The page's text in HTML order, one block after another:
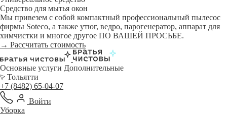
Средство для мытья окон
Мы привезем с собой компактный профессиональный пылесос
фирмы Soteco, а также утюг, ведро, парогенератор, аппарат для
химчистки и многое другое ПО ВАШЕЙ ПРОСЬБЕ.
→ Рассчитать стоимость
Основные услуги Дополнительные
Тольятти
+7 (8482) 65-04-07
Войти
Уборка